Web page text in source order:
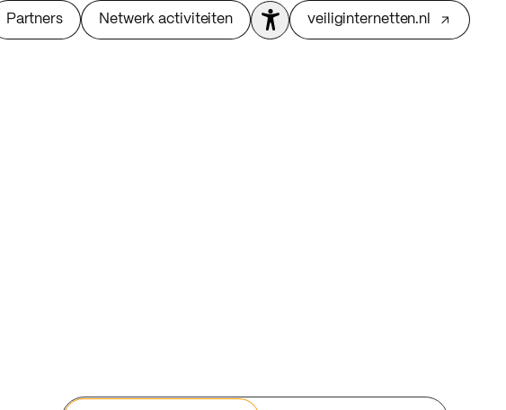
Partners Netwerk activiteiten veiliginternetten.nl